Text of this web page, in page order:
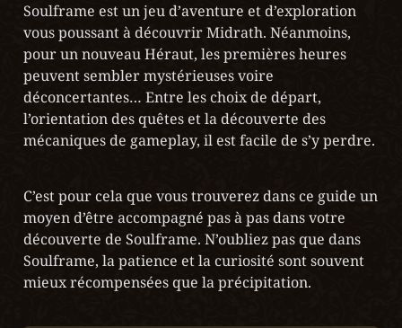
Soulframe est un jeu d’aventure et d’exploration
vous poussant à découvrir Midrath. Néanmoins,
pour un nouveau Héraut, les premières heures
peuvent sembler mystérieuses voire
déconcertantes… Entre les choix de départ,
l’orientation des quêtes et la découverte des
mécaniques de gameplay, il est facile de s’y perdre.
C’est pour cela que vous trouverez dans ce guide un
moyen d’être accompagné pas à pas dans votre
découverte de Soulframe. N’oubliez pas que dans
Soulframe, la patience et la curiosité sont souvent
mieux récompensées que la précipitation.